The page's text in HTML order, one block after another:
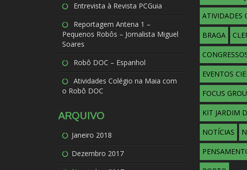
Entrevista à Revista PCGuia
Reportagem Antena 1 –
Pequenos Robôs – Jornalista Miguel
Soares
Robô DOC – Espanhol
Atividades Colégio na Maia com
o Robô DOC
ARQUIVO
Janeiro 2018
Dezembro 2017
ATIVIDADES
BRAGA
EVENTOS
FOCUS
KIT JARDIM
NOTÍCIAS